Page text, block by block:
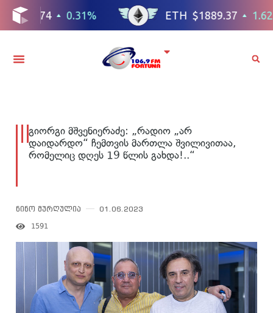
გიორგი მშვენიერაძე: „რადიო „არ
დაიდარდო“ ჩემთვის მართლა შვილივითაა,
რომელიც დღეს 19 წლის გახდა!..“
ნინო მურღულია 01.06.2023
1591